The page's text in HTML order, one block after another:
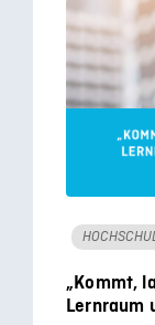
„Kommt,
Lernraum